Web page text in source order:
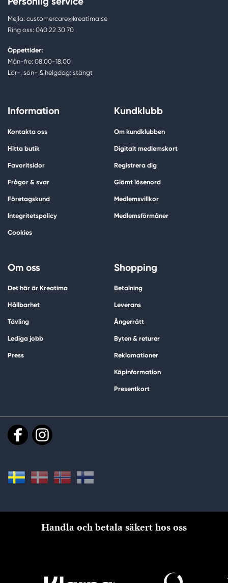
Mejla: customercare@kreatima.se
Ring oss: 040 22 30 70
Öppettider:
Mån-fre: 08.00-18.00
Lör-, sön- & helgdag: stängt
Information
Kontakta oss
Hitta butik
Favoritsidor
Frågor & svar
Företagskund
Integritetspolicy
Cookies
Kundklubb
Om kundklubben
Digitalt medlemskort
Registrera dig
Glömt lösenord
Medlemsvillkor
Medlemsförmåner
Om oss
Det här är Kreatima
Hållbarhet
Tävling
Lediga jobb
Press
Shopping
Betalning
Leverans
Ångerrätt
Byten & returer
Reklamationer
Köpinformation
Presentkort
Handla och betala säkert hos oss